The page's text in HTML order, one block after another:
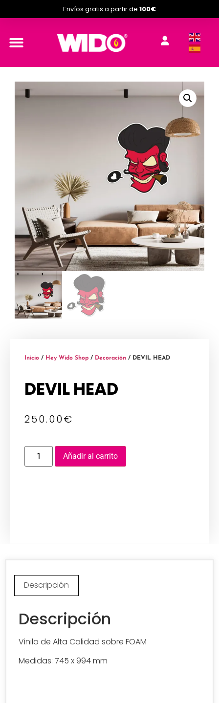
Envíos gratis a partir de 100€
Inicio / Hey Wido Shop / Decoración / DEVIL HEAD
DEVIL HEAD
250.00€
Añadir al carrito
Descripción
Descripción
Vinilo de Alta Calidad sobre FOAM
Medidas: 745 x 994 mm